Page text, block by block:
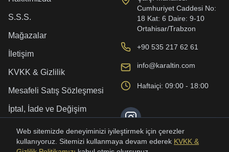
S.S.S.
Mağazalar
İletişim
KVKK & Gizlilik
Mesafeli Satış Sözleşmesi
İptal, İade ve Değişim
Kargo ve Teslimat
Cumhuriyet Caddesi No:
18 Kat: 6 Daire: 9-10
Ortahisar/Trabzon
+90 535 217 62 61
info@karaltin.com
Haftaiçi: 09:00 - 18:00
Web sitemizde deneyiminizi iyileştirmek için çerezler
kullanıyoruz. Sitemizi kullanmaya devam ederek KVKK &